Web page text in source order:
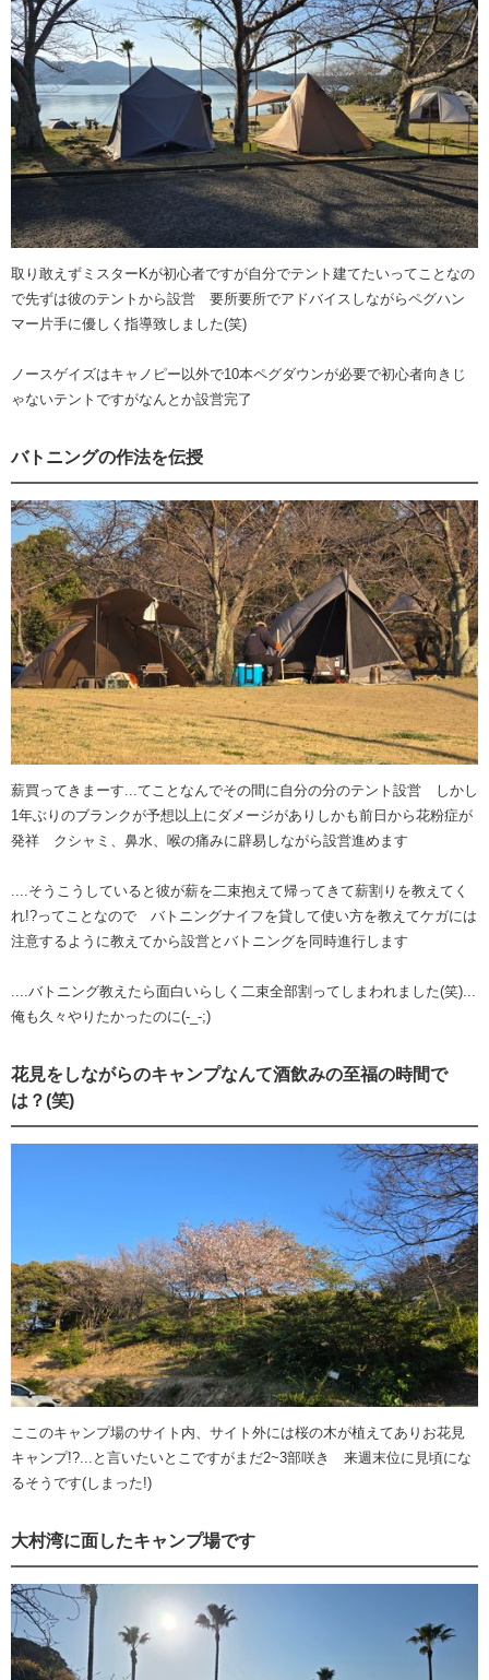
取り敢えずミスターKが初心者ですが自分でテント建てたいってことなの
で先ずは彼のテントから設営 要所要所でアドバイスしながらペグハン
マー片手に優しく指導致しました(笑)
ノースゲイズはキャノピー以外で10本ペグダウンが必要で初心者向きじ
ゃないテントですがなんとか設営完了
バトニングの作法を伝授
薪買ってきまーす...てことなんでその間に自分の分のテント設営 しかし
1年ぶりのブランクが予想以上にダメージがありしかも前日から花粉症が
発祥 クシャミ、鼻水、喉の痛みに辟易しながら設営進めます
....そうこうしていると彼が薪を二束抱えて帰ってきて薪割りを教えてく
れ!?ってことなので バトニングナイフを貸して使い方を教えてケガには
注意するように教えてから設営とバトニングを同時進行します
....バトニング教えたら面白いらしく二束全部割ってしまわれました(笑)...
俺も久々やりたかったのに(-_-;)
花見をしながらのキャンプなんて酒飲みの至福の時間で
は？(笑)
ここのキャンプ場のサイト内、サイト外には桜の木が植えてありお花見
キャンプ!?...と言いたいとこですがまだ2~3部咲き 来週末位に見頃にな
るそうです(しまった!)
大村湾に面したキャンプ場です